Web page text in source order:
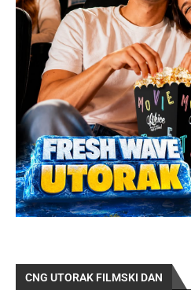
CNG UTORAK FILMSKI DAN